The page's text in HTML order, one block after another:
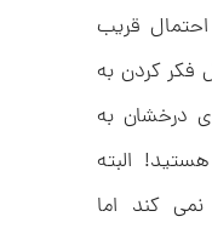
قریب
فکر کردن به
درخشان به
البته
کند اما